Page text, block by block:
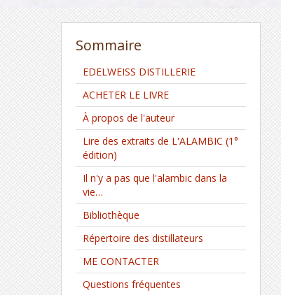
Sommaire
EDELWEISS DISTILLERIE
ACHETER LE LIVRE
À propos de l'auteur
Lire des extraits de L'ALAMBIC (1°
édition)
Il n'y a pas que l'alambic dans la
vie…
Bibliothèque
Répertoire des distillateurs
ME CONTACTER
Questions fréquentes